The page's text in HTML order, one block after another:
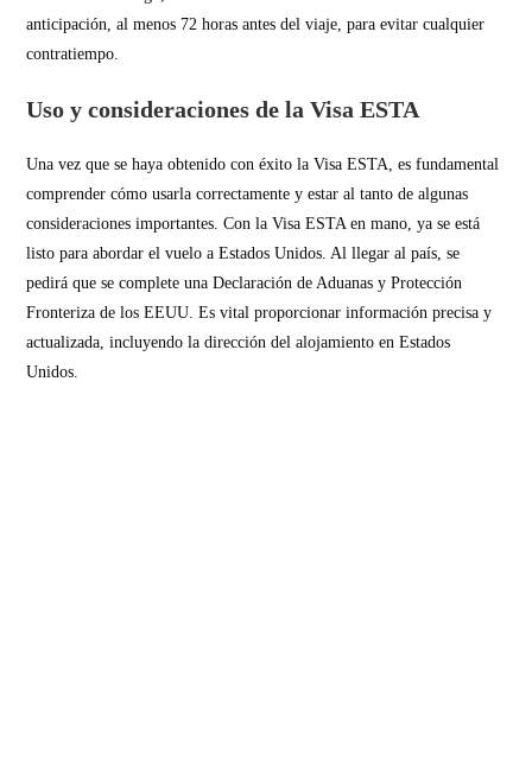
anticipación, al menos 72 horas antes del viaje, para evitar cualquier
contratiempo.
Uso y consideraciones de la Visa ESTA
Una vez que se haya obtenido con éxito la Visa ESTA, es fundamental
comprender cómo usarla correctamente y estar al tanto de algunas
consideraciones importantes. Con la Visa ESTA en mano, ya se está
listo para abordar el vuelo a Estados Unidos. Al llegar al país, se
pedirá que se complete una Declaración de Aduanas y Protección
Fronteriza de los EEUU. Es vital proporcionar información precisa y
actualizada, incluyendo la dirección del alojamiento en Estados
Unidos.